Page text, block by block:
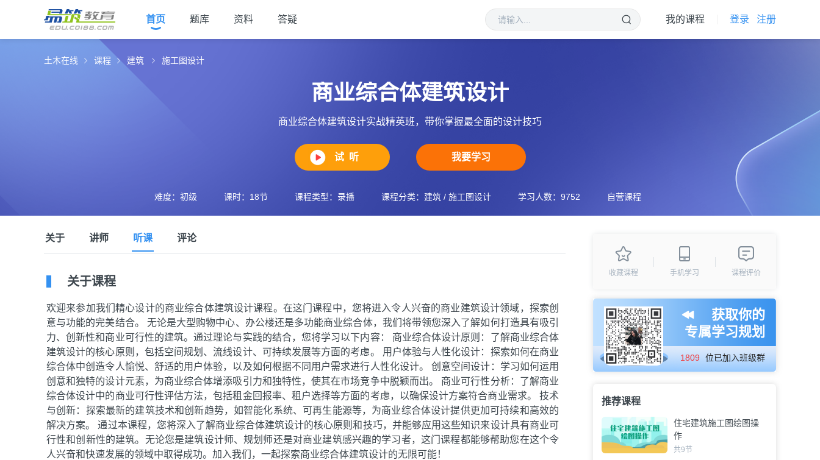
首页 题库 资料 答疑 注册
登录
我的课程
土木在线 课程 建筑 施工图设计
商业综合体建筑设计
商业综合体建筑设计实战精英班，带你掌握最全面的设计技巧
试 听 我要学习
难度：初级 课时：18节 课程类型：录播 课程分类：建筑 / 施工图设计 学习人数：9752 自营课程
关于 讲师 听课 评论
关于课程
欢迎来参加我们精心设计的商业综合体建筑设计课程。在这门课程中，您将进入令人兴奋的商业建筑设计领域，探索创
意与功能的完美结合。 无论是大型购物中心、办公楼还是多功能商业综合体，我们将带领您深入了解如何打造具有吸引
力、创新性和商业可行性的建筑。通过理论与实践的结合，您将学习以下内容： 商业综合体设计原则：了解商业综合体
建筑设计的核心原则，包括空间规划、流线设计、可持续发展等方面的考虑。 用户体验与人性化设计：探索如何在商业
综合体中创造令人愉悦、舒适的用户体验，以及如何根据不同用户需求进行人性化设计。 创意空间设计：学习如何运用
创意和独特的设计元素，为商业综合体增添吸引力和独特性，使其在市场竞争中脱颖而出。 商业可行性分析：了解商业
综合体设计中的商业可行性评估方法，包括租金回报率、租户选择等方面的考虑，以确保设计方案符合商业需求。 技术
与创新：探索最新的建筑技术和创新趋势，如智能化系统、可再生能源等，为商业综合体设计提供更加可持续和高效的
解决方案。 通过本课程，您将深入了解商业综合体建筑设计的核心原则和技巧，并能够应用这些知识来设计具有商业可
行性和创新性的建筑。无论您是建筑设计师、规划师还是对商业建筑感兴趣的学习者，这门课程都能够帮助您在这个令
人兴奋和快速发展的领域中取得成功。加入我们，一起探索商业综合体建筑设计的无限可能！
收藏课程 手机学习 课程评价
获取你的
专属学习规划
1809 位已加入班级群
推荐课程
住宅建筑施工图绘图操
作
共9节